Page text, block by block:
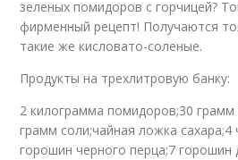
зеленых помидоров с горчицей?
фирменный рецепт! Получаются
такие же кисловато-соленые.
Продукты на трехлитровую банку:
2 килограмма помидоров;30
грамм соли;чайная ложка сахара;4
горошин черного перца;7 горошин